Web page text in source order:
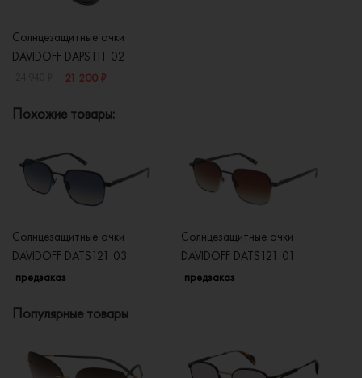
Солнцезащитные очки
DAVIDOFF DAPS111 02
21 200 ₽
Похожие товары:
Солнцезащитные очки
DAVIDOFF DATS121 03
предзаказ
Солнцезащитные очки
DAVIDOFF DATS121 01
предзаказ
Популярные товары